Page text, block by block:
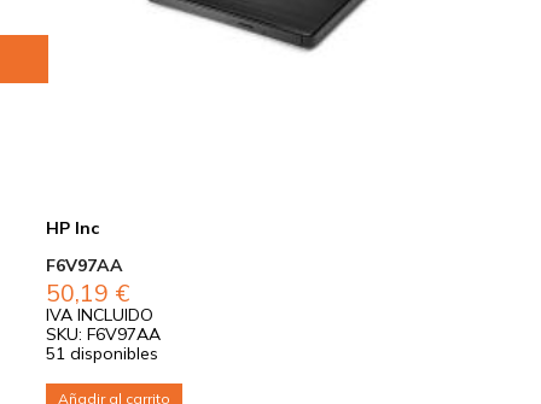
HP Inc
F6V97AA
50,19 €
IVA INCLUIDO
SKU: F6V97AA
51 disponibles
Añadir al carrito